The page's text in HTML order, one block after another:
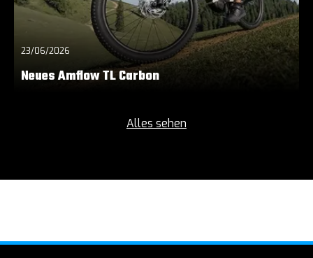
23/06/2026
Neues Amflow TL Carbon
Alles sehen